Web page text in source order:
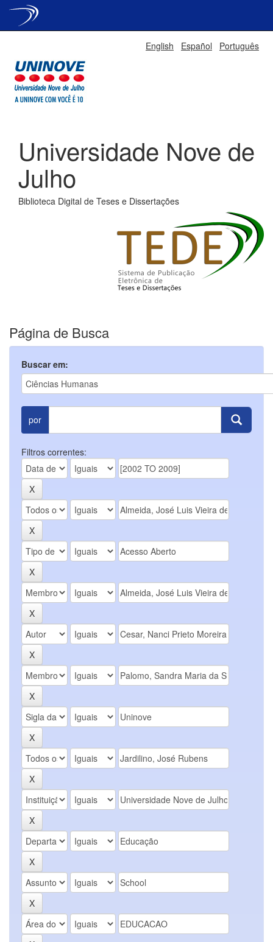
English Español Português
Universidade Nove de
Julho
Biblioteca Digital de Teses e Dissertações
Página de Busca
Buscar em:
por
Filtros correntes: